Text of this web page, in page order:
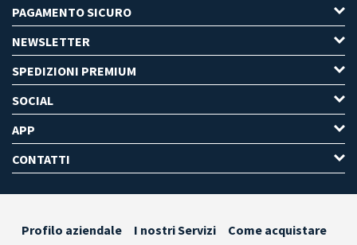
PAGAMENTO SICURO
NEWSLETTER
SPEDIZIONI PREMIUM
SOCIAL
APP
CONTATTI
Profilo aziendale I nostri Servizi
Come acquistare